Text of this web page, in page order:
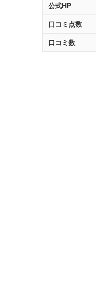
公式HP
口コミ点数
口コミ数